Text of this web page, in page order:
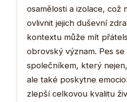
osamělosti a izolace, což
ovlivnit jejich duševní
kontextu může mít
obrovský význam. Pes se
společníkem, který
ale také poskytne
zlepší celkovou kvalitu